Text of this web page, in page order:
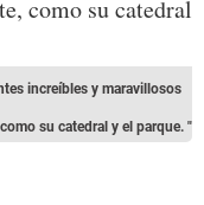
increíbles y maravillosos
su catedral y el parque. "